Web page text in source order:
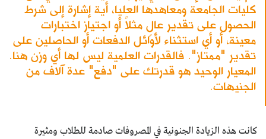
كليات الجامعة ومعاهدها العليا، أية إشارة إلى شرط
الحصول على تقدير عالٍ مثلاً أو اجتياز اختبارات
معينة، أو أي استثناء لأوائل الدفعات أو الحاصلين على
تقدير "ممتاز". فالقدرات العلمية ليس لها أي وزن هنا.
المعيار الوحيد هو قدرتك على "دفع" عدة آلاف من
الجنيهات.
كانت هذه الزيادة الجنونية في المصروفات صادمة للطلاب ومثيرة